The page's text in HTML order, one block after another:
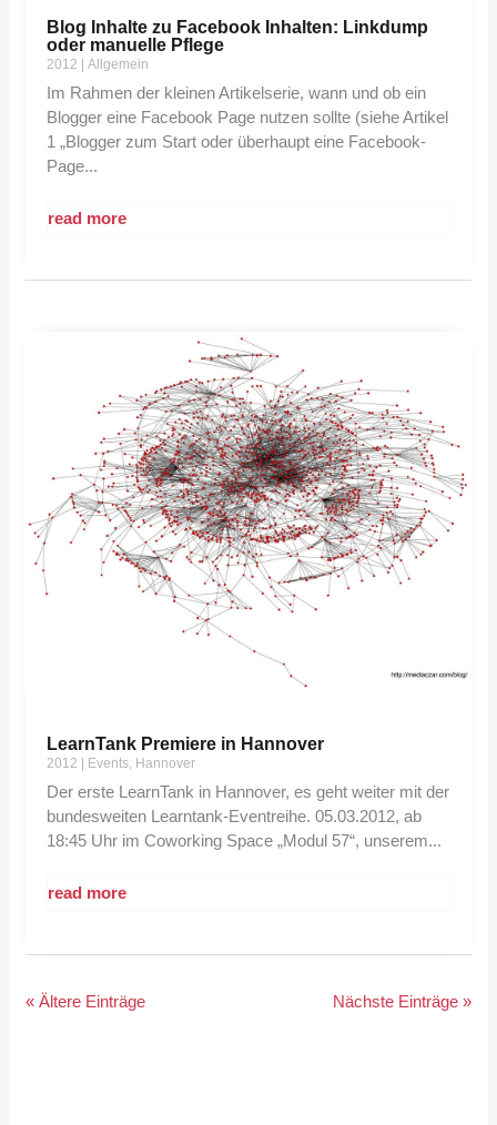
Blog Inhalte zu Facebook Inhalten: Linkdump
oder manuelle Pflege
2012 |Allgemein
Im Rahmen der kleinen Artikelserie, wann und ob ein
Blogger eine Facebook Page nutzen sollte (siehe Artikel
1 „Blogger zum Start oder überhaupt eine Facebook-
Page...
read more
LearnTank Premiere in Hannover
2012 Events, Hannover
Der erste LearnTank in Hannover, es geht weiter mit der
bundesweiten Learntank-Eventreihe. 05.03.2012, ab
18:45 Uhr im Coworking Space „Modul 57“, unserem...
read more
« Ältere Einträge Nächste Einträge »